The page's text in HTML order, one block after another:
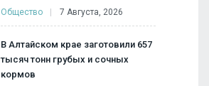
Общество 7 Августа, 2026
В Алтайском крае заготовили 657
тысяч тонн грубых и сочных
кормов